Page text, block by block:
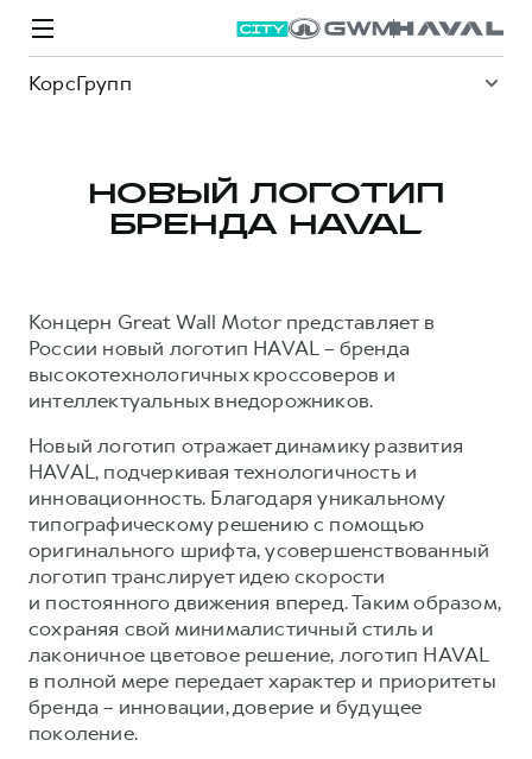
КорсГрупп
M6
от 2 049 000 ₽
JOLION
от 2 049 000 ₽
DARGO
от 3 199 000 ₽
DARGO X
от 3 499 000 ₽
ВЫБОР И ПОКУПКА
Автомобили в наличии
Конфигуратор HAVAL
Аксессуары HAVAL
Каталоги и прайс-листы
Программа «HAVAL Защита+»
Тест-драйв
Трейд-ин
КРЕДИТ И СТРАХОВАНИЕ
Кредитный калькулятор
СЕРВИС
Все о сервисе
Запись на сервис
Моторное масло
Стоимость ТО
СЕРВИСНОЕ ОБСЛУЖИВАНИЕ
Нулевое ТО
Программа «Помощь на дороге»
Регламенты технического обслуживания
Электронный ПТС
СПЕЦПРЕДЛОЖЕНИЯ
Покупателям
Владельцам
БРЕНД HAVAL
О бренде
О GWM
ИНФОРМАЦИЯ О ДИЛЕРЕ
О дилере
Наша команда
Контакты
НОВЫЙ ЛОГОТИП
БРЕНДА HAVAL
Концерн Great Wall Motor представляет в
России новый логотип HAVAL – бренда
высокотехнологичных кроссоверов и
интеллектуальных внедорожников.
Новый логотип отражает динамику развития
HAVAL, подчеркивая технологичность и
инновационность. Благодаря уникальному
типографическому решению с помощью
оригинального шрифта, усовершенствованный
логотип транслирует идею скорости
и постоянного движения вперед. Таким образом,
сохраняя свой минималистичный стиль и
лаконичное цветовое решение, логотип HAVAL
в полной мере передает характер и приоритеты
бренда – инновации, доверие и будущее
поколение.